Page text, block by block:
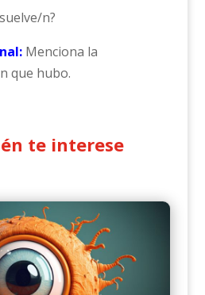
n?
Menciona la
que hubo.
te interese